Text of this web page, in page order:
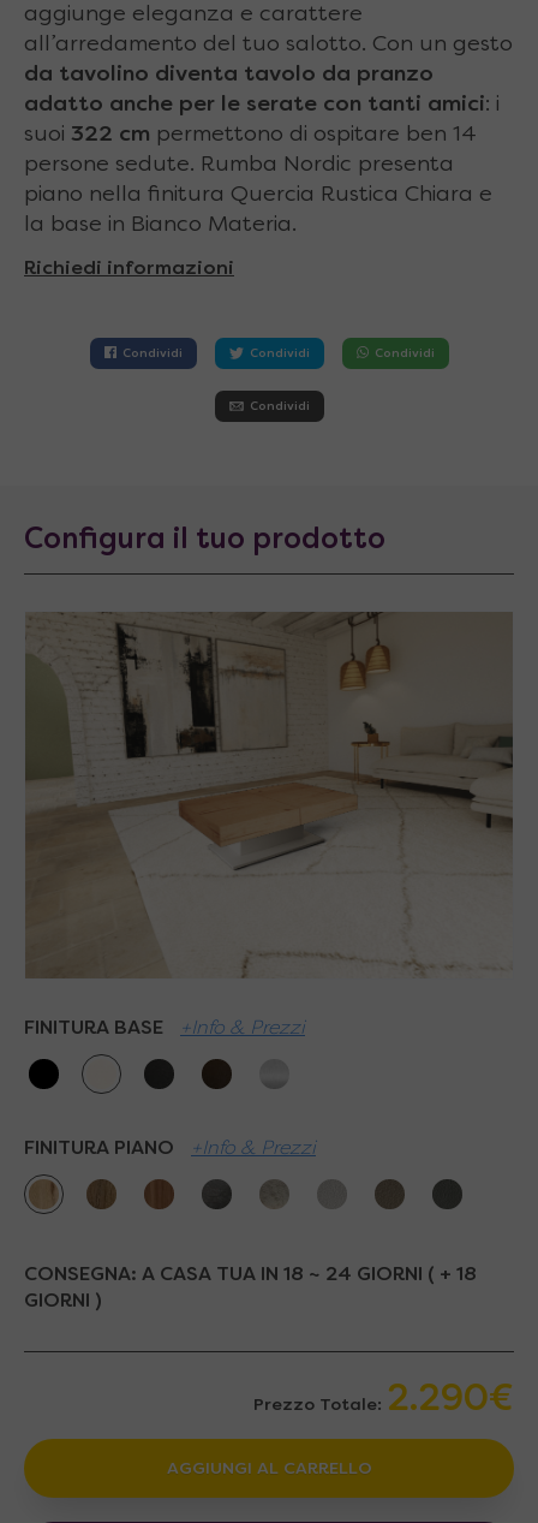
aggiunge eleganza e carattere
all’arredamento del tuo salotto. Con un gesto
da tavolino diventa tavolo da pranzo
adatto anche per le serate con tanti amici: i
suoi 322 cm permettono di ospitare ben 14
persone sedute. Rumba Nordic presenta
piano nella finitura Quercia Rustica Chiara e
la base in Bianco Materia.
Richiedi informazioni
Condividi Condividi Condividi
Condividi
Configura il tuo prodotto
FINITURA BASE +Info & Prezzi
FINITURA PIANO +Info & Prezzi
CONSEGNA: A CASA TUA IN 18 ~ 24 GIORNI ( + 18
GIORNI )
Prezzo Totale: 2.290€
AGGIUNGI AL CARRELLO